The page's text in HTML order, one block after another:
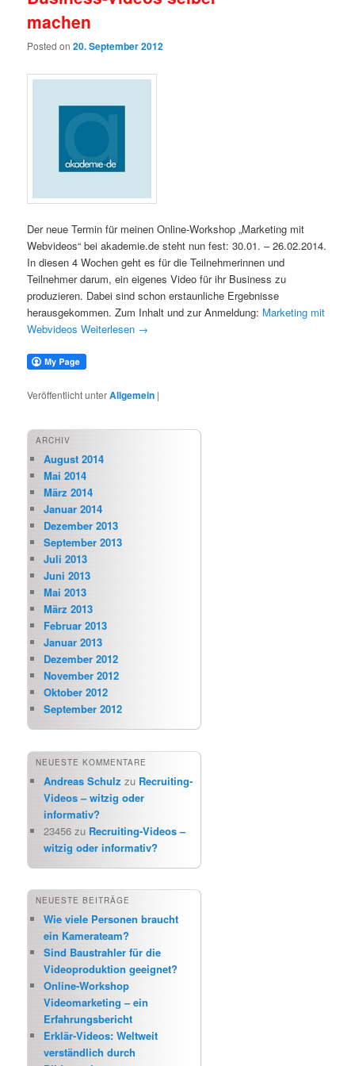
machen
Posted on20. September 2012
Der neue Termin für meinen Online-Workshop „Marketing mit
Webvideos“ bei akademie.de steht nun fest: 30.01. – 26.02.2014.
In diesen 4 Wochen geht es für die Teilnehmerinnen und
Teilnehmer darum, ein eigenes Video für ihr Business zu
produzieren. Dabei sind schon erstaunliche Ergebnisse
herausgekommen. Zum Inhalt und zur Anmeldung: Marketing mit
Webvideos Weiterlesen →
Veröffentlicht unterAllgemein |
ARCHIV
August 2014
Mai 2014
März 2014
Januar 2014
Dezember 2013
September 2013
Juli 2013
Juni 2013
Mai 2013
März 2013
Februar 2013
Januar 2013
Dezember 2012
November 2012
Oktober 2012
September 2012
NEUESTE KOMMENTARE
Andreas Schulz zu Recruiting-
Videos – witzig oder
informativ?
23456 zu Recruiting-Videos –
witzig oder informativ?
NEUESTE BEITRÄGE
Wie viele Personen braucht
ein Kamerateam?
Sind Baustrahler für die
Videoproduktion geeignet?
Online-Workshop
Videomarketing – ein
Erfahrungsbericht
Erklär-Videos: Weltweit
verständlich durch